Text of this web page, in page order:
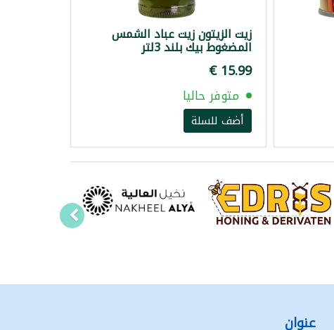
زيت الزيتون زيت عباد الشمس
المضغوط بيك بلند 3لتر
‏15.99 €
متوفر حاليا
أضف للسلة
عنوان